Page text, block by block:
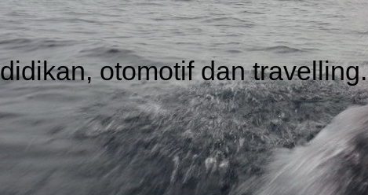
otomotif dan travelling.